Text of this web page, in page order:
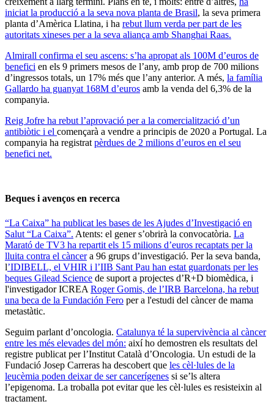
iniciat la producció a la seva nova planta de Brasil, la seva primera
planta d’Amèrica Llatina, i ha rebut llum verda per part de les
autoritats xineses per a la seva aliança amb Shanghai Raas.
Almirall confirma el seu ascens: s’ha apropat als 100M d’euros de
benefici en els 9 primers mesos de l’any, amb prop de 700 milions
d’ingressos totals, un 17% més que l’any anterior. A més, la família
Gallardo ha guanyat 168M d’euros amb la venda del 6,3% de la
companyia.
Reig Jofre ha rebut l’aprovació per a la comercialització d’un
antibiòtic i el començarà a vendre a principis de 2020 a Portugal. La
companyia ha registrat pèrdues de 2 milions d’euros en el seu
benefici net.
Beques i avenços en recerca
“La Caixa” ha publicat les bases de les Ajudes d’Investigació en
Salut “La Caixa”. Atents: el gener s’obrirà la convocatòria. La
Marató de TV3 ha repartit els 15 milions d’euros recaptats per la
lluita contra el càncera 96 grups d’investigació. Per la seva banda,
l’IDIBELL, el VHIR i l’IIB Sant Pau han estat guardonats per les
beques Gilead Science de suport a projectes d’R+D biomèdica, i
l'investigador ICREA Roger Gomis, de l’IRB Barcelona, ha rebut
una beca de la Fundación Fero per a l'estudi del càncer de mama
metastàtic.
Seguim parlant d’oncologia. Catalunya té la supervivència al càncer
entre les més elevades del món: així ho demostren els resultats del
registre publicat per l’Institut Català d’Oncologia. Un estudi de la
Fundació Josep Carreras ha descobert que les cèl·lules de la
leucèmia poden deixar de ser cancerígenes si se’ls altera
l’epigenoma. La troballa pot evitar que les cèl·lules es resisteixin al
tractament.